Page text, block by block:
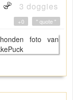
3 doggies
" quote "
+0